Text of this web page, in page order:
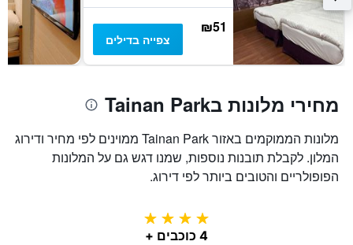
₪51
צפייה בדילים
מחירי מלונות בTainan Park
מלונות הממוקמים באזור Tainan Park ממוינים לפי מחיר ודירוג
המלון. לקבלת תובנות נוספות, שמנו דגש גם על המלונות
הפופולריים והטובים ביותר לפי דירוג.
4 כוכבים
4 כוכבים +